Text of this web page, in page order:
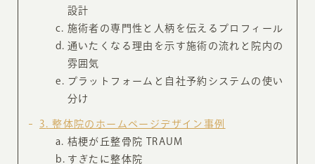
設計
施術者の専門性と人柄を伝えるプロフィール
通いたくなる理由を示す施術の流れと院内の
雰囲気
プラットフォームと自社予約システムの使い
分け
3
整体院のホームページデザイン事例
桔梗が丘整骨院 TRAUM
すぎたに整体院